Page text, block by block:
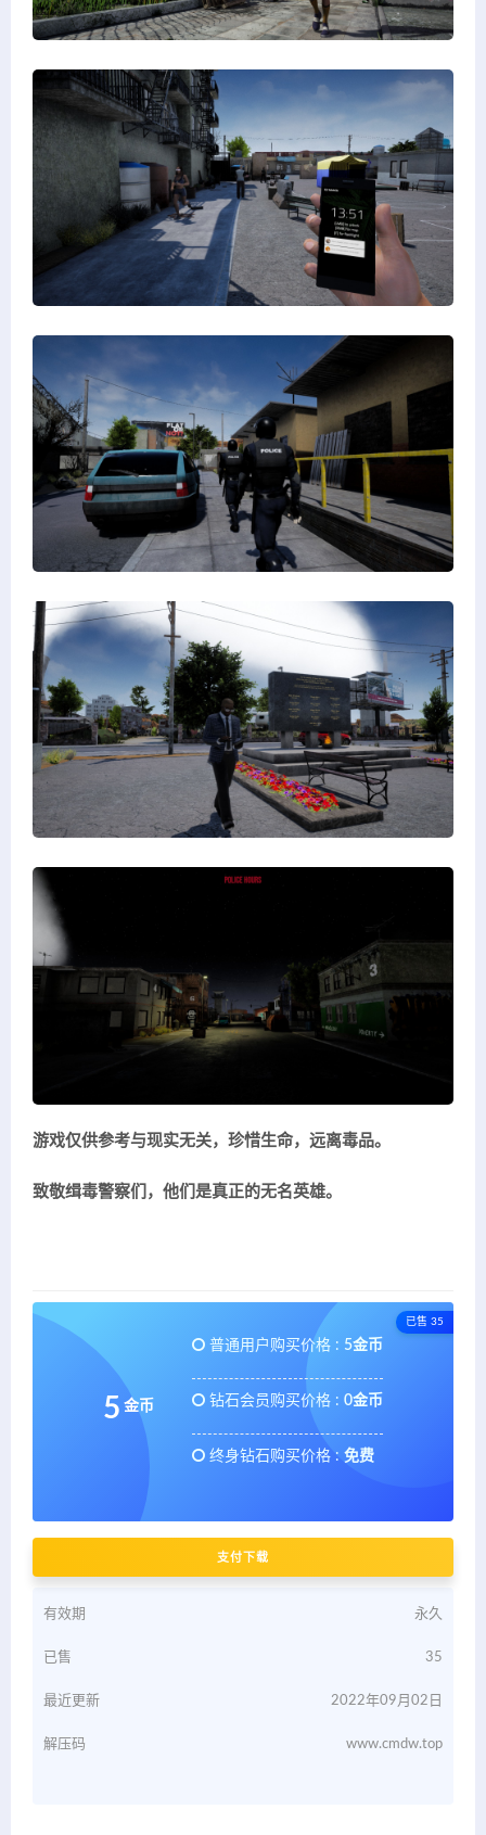
游戏仅供参考与现实无关，珍惜生命，远离毒品。
致敬缉毒警察们，他们是真正的无名英雄。
已售 35
5 金币
普通用户购买价格 : 5金币
钻石会员购买价格 : 0金币
终身钻石购买价格 : 免费
支付下载
有效期 永久
已售 35
最近更新 2022年09月02日
解压码 www.cmdw.top